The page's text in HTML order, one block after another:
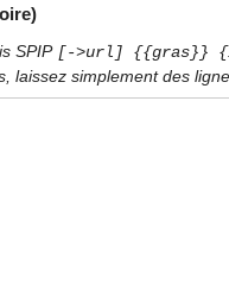
SPIP [->url] {{gras}}
laissez simplement des